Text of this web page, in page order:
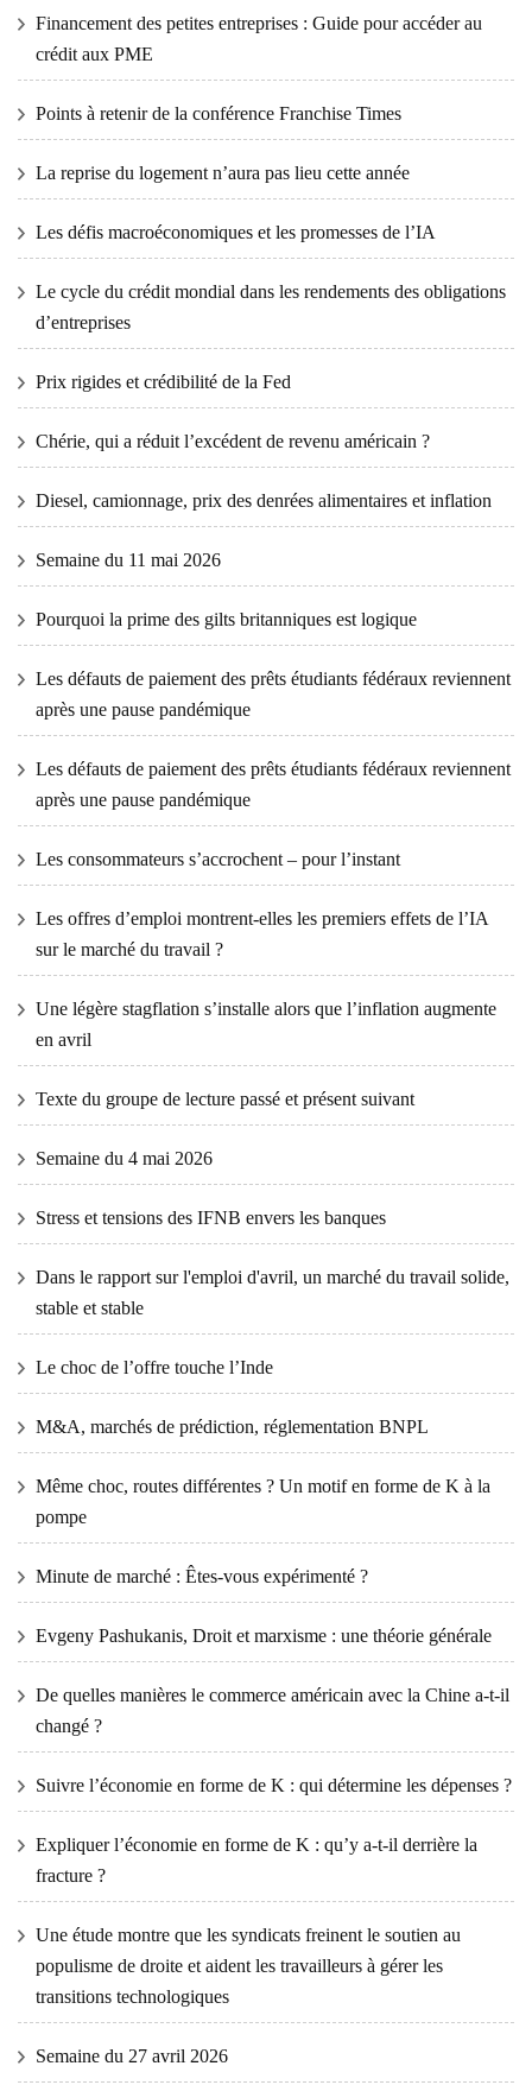
Financement des petites entreprises : Guide pour accéder au
crédit aux PME
Points à retenir de la conférence Franchise Times
La reprise du logement n’aura pas lieu cette année
Les défis macroéconomiques et les promesses de l’IA
Le cycle du crédit mondial dans les rendements des obligations
d’entreprises
Prix ​​​​rigides et crédibilité de la Fed
Chérie, qui a réduit l’excédent de revenu américain ?
Diesel, camionnage, prix des denrées alimentaires et inflation
Semaine du 11 mai 2026
Pourquoi la prime des gilts britanniques est logique
Les défauts de paiement des prêts étudiants fédéraux reviennent
après une pause pandémique
Les défauts de paiement des prêts étudiants fédéraux reviennent
après une pause pandémique
Les consommateurs s’accrochent – ​​pour l’instant
Les offres d’emploi montrent-elles les premiers effets de l’IA
sur le marché du travail ?
Une légère stagflation s’installe alors que l’inflation augmente
en avril
Texte du groupe de lecture passé et présent suivant
Semaine du 4 mai 2026
Stress et tensions des IFNB envers les banques
Dans le rapport sur l'emploi d'avril, un marché du travail solide,
stable et stable
Le choc de l’offre touche l’Inde
M&A, marchés de prédiction, réglementation BNPL
Même choc, routes différentes ? Un motif en forme de K à la
pompe
Minute de marché : Êtes-vous expérimenté ?
Evgeny Pashukanis, Droit et marxisme : une théorie générale
De quelles manières le commerce américain avec la Chine a-t-il
changé ?
Suivre l’économie en forme de K : qui détermine les dépenses ?
Expliquer l’économie en forme de K : qu’y a-t-il derrière la
fracture ?
Une étude montre que les syndicats freinent le soutien au
populisme de droite et aident les travailleurs à gérer les
transitions technologiques
Semaine du 27 avril 2026